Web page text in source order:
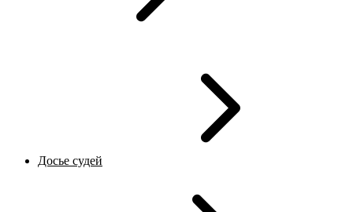
Досье судей